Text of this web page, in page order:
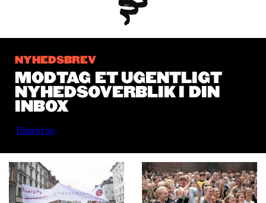
NYHEDSBREV
MODTAG ET UGENTLIGT
NYHEDSOVERBLIK I DIN
INBOX
Tilmeld nu